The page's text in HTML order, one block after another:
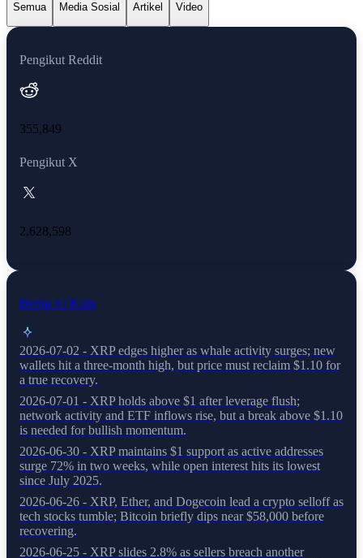
Semua Media Sosial Artikel Video
Pengikut Reddit
355,849
Pengikut X
2,628,598
Berita AI Koin
2026-07-02 - XRP edges higher as whale activity surges; new
wallets hit a three-month high, but price must reclaim $1.10 for
a true recovery.
2026-07-01 - XRP holds above $1 after leverage flush;
network activity and ETF inflows rise, but a break above $1.10
is needed for bullish momentum.
2026-06-30 - XRP maintains $1 support as active addresses
surge 72% in two weeks, while open interest hits its lowest
since July 2025.
2026-06-26 - XRP, Ether, and Dogecoin lead a crypto selloff as
tech stocks tumble; Bitcoin briefly dips near $58,000 before
recovering.
2026-06-25 - XRP slides 2.8% as sellers breach another